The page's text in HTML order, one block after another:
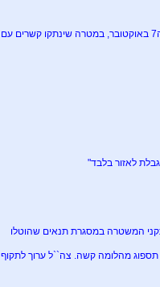
ה FBI עצר הבוקר 7 חשודים בהטרדת ראשי אוניברסיטת מישיגן ואנשי עסקים לאחר ה7 באוקטובר, במטרה שינתקו קשרים עם
לאזור בלבד"
המשטרה במסגרת תנאים שהוטלו
מהלומה קשה. צה``ל ערוך לתקוף